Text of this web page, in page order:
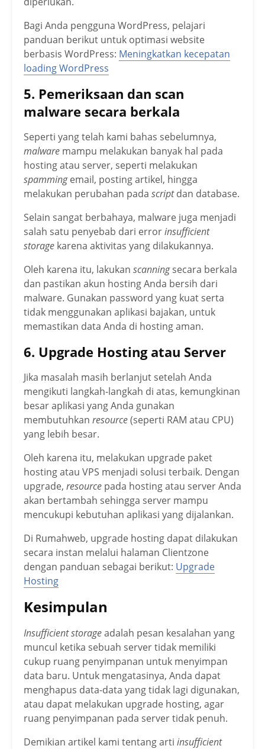
Bagi Anda pengguna WordPress, pelajari
panduan berikut untuk optimasi website
berbasis WordPress: Meningkatkan kecepatan
loading WordPress
5. Pemeriksaan dan scan
malware secara berkala
Seperti yang telah kami bahas sebelumnya,
malware mampu melakukan banyak hal pada
hosting atau server, seperti melakukan
spammingemail, posting artikel, hingga
melakukan perubahan pada scriptdan database.
Selain sangat berbahaya, malware juga menjadi
salah satu penyebab dari errorinsufficient
storage karena aktivitas yang dilakukannya.
Oleh karena itu, lakukan scanningsecara berkala
dan pastikan akun hosting Anda bersih dari
malware. Gunakan password yang kuat serta
tidak menggunakan aplikasi bajakan, untuk
memastikan data Anda di hosting aman.
6. Upgrade Hosting atau Server
Jika masalah masih berlanjut setelah Anda
mengikuti langkah-langkah di atas, kemungkinan
besar aplikasi yang Anda gunakan
membutuhkan resource(seperti RAM atau CPU)
yang lebih besar.
Oleh karena itu, melakukan upgrade paket
hosting atau VPS menjadi solusi terbaik. Dengan
upgrade, resource pada hosting atau server Anda
akan bertambah sehingga server mampu
mencukupi kebutuhan aplikasi yang dijalankan.
Di Rumahweb, upgrade hosting dapat dilakukan
secara instan melalui halaman Clientzone
dengan panduan sebagai berikut: Upgrade
Hosting
Kesimpulan
Insufficient storageadalah pesan kesalahan yang
muncul ketika sebuah server tidak memiliki
cukup ruang penyimpanan untuk menyimpan
data baru. Untuk mengatasinya, Anda dapat
menghapus data-data yang tidak lagi digunakan,
atau dapat melakukan upgrade hosting, agar
ruang penyimpanan pada server tidak penuh.
Demikian artikel kami tentang arti insufficient